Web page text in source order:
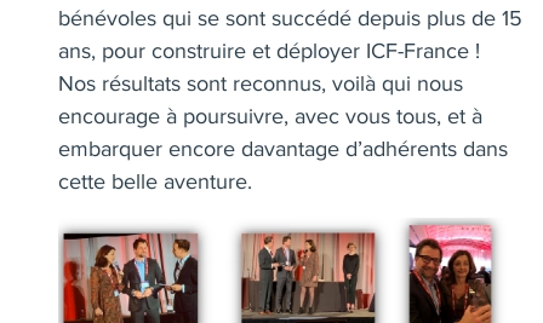
bénévoles qui se sont succédé depuis plus de 15
ans, pour construire et déployer ICF-France !
Nos résultats sont reconnus, voilà qui nous
encourage à poursuivre, avec vous tous, et à
embarquer encore davantage d’adhérents dans
cette belle aventure.